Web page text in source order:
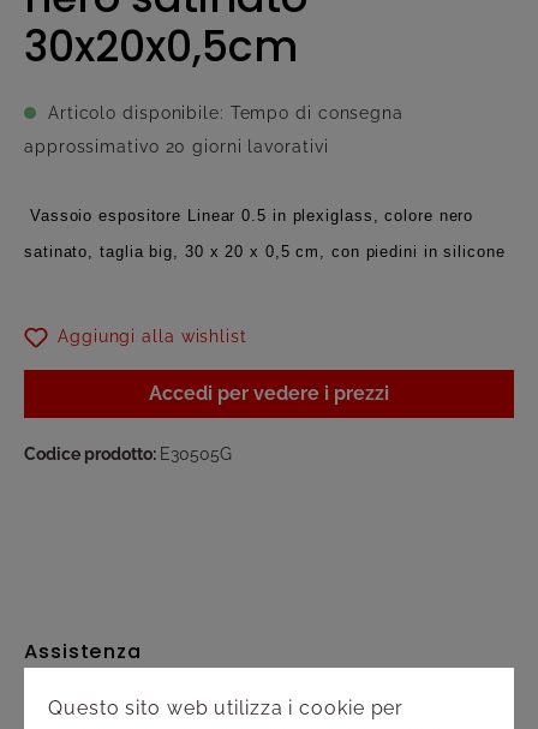
30x20x0,5cm
Articolo disponibile: Tempo di consegna
approssimativo 20 giorni lavorativi
Vassoio espositore Linear 0.5 in plexiglass, colore nero
satinato, taglia big, 30 x 20 x 0,5 cm, con piedini in silicone
Aggiungi alla wishlist
Accedi per vedere i prezzi
Codice prodotto: E30505G
Assistenza
Spedizione e pagamento
Questo sito web utilizza i cookie per